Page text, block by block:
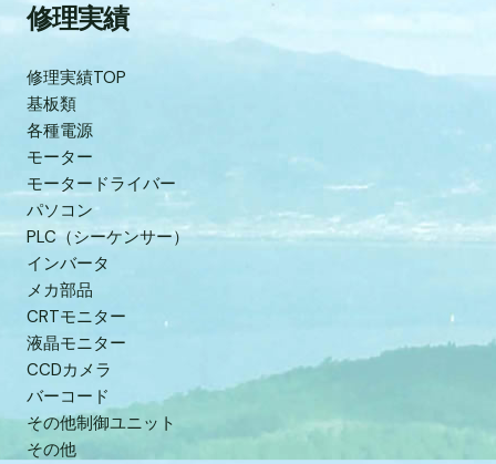
修理実績
修理実績TOP
基板類
各種電源
モーター
モータードライバー
パソコン
PLC（シーケンサー）
インバータ
メカ部品
CRTモニター
液晶モニター
CCDカメラ
バーコード
その他制御ユニット
その他